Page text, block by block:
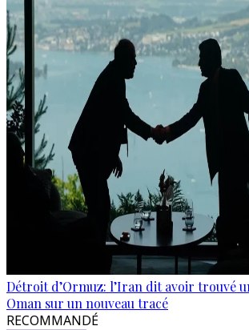
Détroit d’Ormuz: l’Iran dit avoir trouvé
Oman sur un nouveau tracé
RECOMMANDÉ